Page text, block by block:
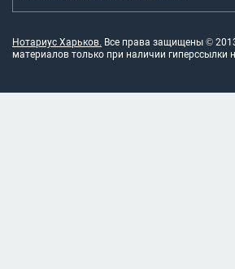
Нотариус Харьков. Все права защищены ©
материалов только при наличии гиперссылки